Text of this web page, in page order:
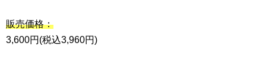
販売価格：
3,600円(税込3,960円)